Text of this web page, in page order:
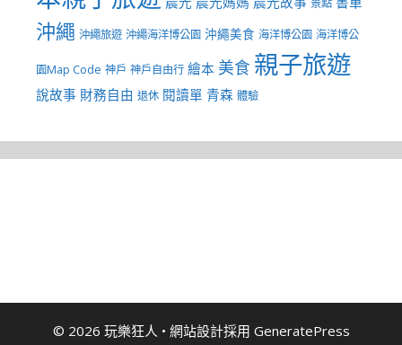
沖繩 沖繩旅遊 沖繩海洋博公園 沖繩美食 海洋博公園 海洋博公
園Map Code 神戶 神戶自由行 繪本 美食 親子旅遊
說故事 財務自由 退休 閱讀單 青森 體驗
© 2026 玩樂狂人 • 網站設計採用 GeneratePress